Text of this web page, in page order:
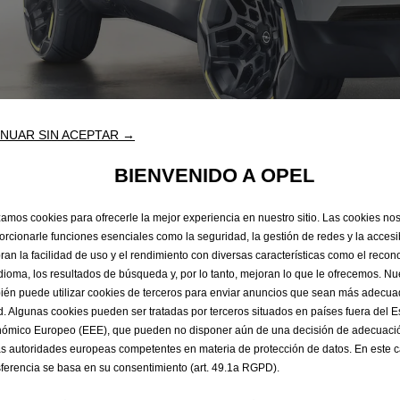
que hubo un
pero no pudimos encontrar la página
página a continuación para ayudarlo a encontrar lo
principal..
SIN ACEPTAR →
BIENVENIDO A OPEL
cookies para ofrecerle la mejor experiencia en nuestro sitio. Las cookies
funciones esenciales como la seguridad, la gestión de redes y la
la facilidad de uso y el rendimiento con diversas características como el
los resultados de búsqueda y, por lo tanto, mejoran lo que le ofrecemos.
puede utilizar cookies de terceros para enviar anuncios que sean más
Algunas cookies pueden ser tratadas por terceros situados en países fuera del
Europeo (EEE), que pueden no disponer aún de una decisión de
autoridades europeas competentes en materia de protección de datos. En este
se basa en su consentimiento (art. 49.1a RGPD).